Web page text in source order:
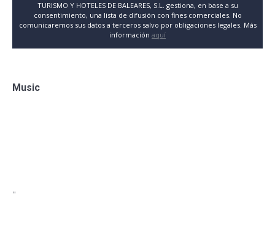
TURISMO Y HOTELES DE BALEARES, S.L. gestiona, en base a su
consentimiento, una lista de difusión con fines comerciales. No
comunicaremos sus datos a terceros salvo por obligaciones legales. Más
información aquí
Music
"